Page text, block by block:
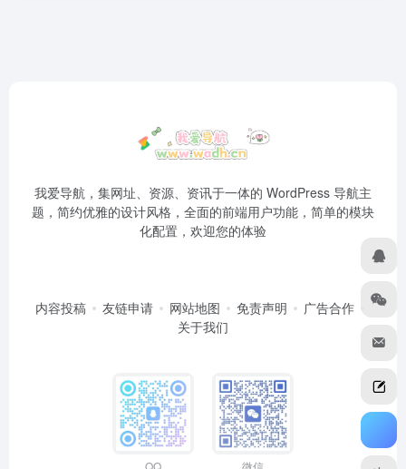
我爱导航，集网址、资源、资讯于一体的 WordPress 导航主
题，简约优雅的设计风格，全面的前端用户功能，简单的模块
化配置，欢迎您的体验
内容投稿 友链申请 网站地图 免责声明
广告合作
关于我们